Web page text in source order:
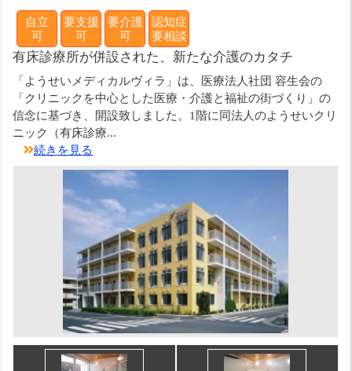
自立
可
要支援
可
要介護
可
認知症
要相談
有床診療所が併設された、新たな介護のカタチ
「ようせいメディカルヴィラ」は、医療法人社団 容生会の
「クリニックを中心とした医療・介護と福祉の街づくり」の
信念に基づき、開設致しました。1階に同法人のようせいクリ
ニック（有床診療...
続きを見る